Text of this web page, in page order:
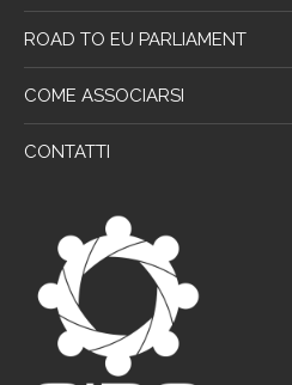
ROAD TO EU PARLIAMENT
COME ASSOCIARSI
CONTATTI